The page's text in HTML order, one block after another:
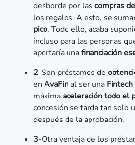
desborde por las compras
los regalos. A esto, se
pico. Todo ello, acaba
incluso para las personas
aportaría unafinanciación
2-Son préstamos de
en AvaFin al ser una Fintech
máxima aceleración todo el
concesión se tarda tan solo
después de la aprobación.
3-Otra ventaja de los